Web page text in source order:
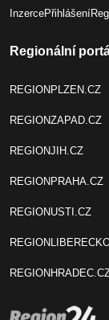
InzercePřihlášení
Regionální
REGIONPLZEN.CZ
REGIONZAPAD.CZ
REGIONJIH.CZ
REGIONPRAHA.CZ
REGIONUSTI.CZ